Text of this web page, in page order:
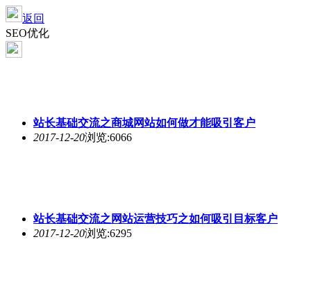
返回
SEO优化
站长基础交流之商城网站如何做才能吸引客户
2017-12-20浏览:6066
站长基础交流之网站运营技巧之如何吸引目标客户
2017-12-20浏览:6295